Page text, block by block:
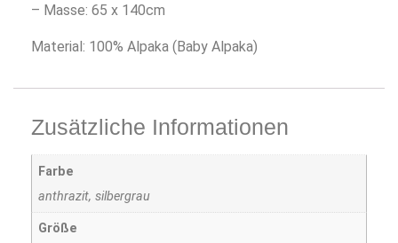
– Masse: 65 x 140cm
Material: 100% Alpaka (Baby Alpaka)
Zusätzliche Informationen
Farbe
anthrazit, silbergrau
Größe